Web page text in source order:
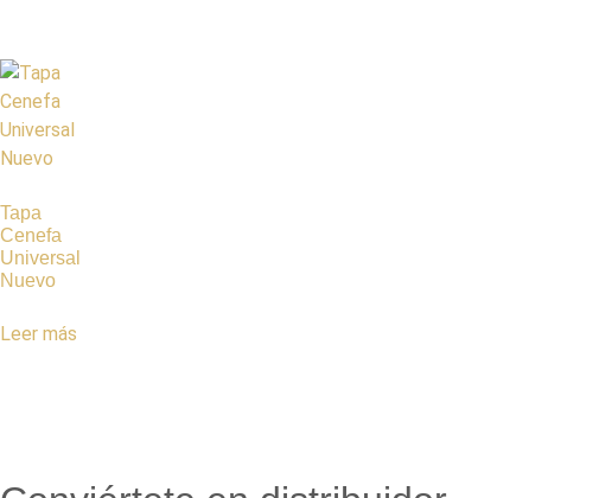
Tapa
Cenefa
Universal
Nuevo
Leer más